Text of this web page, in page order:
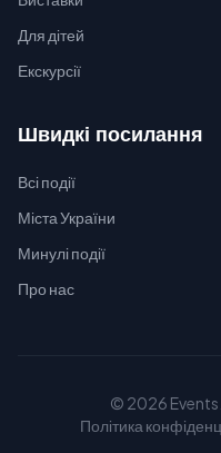
Для дітей
Екскурсії
Швидкі посилання
Всі події
Міста України
Минулі події
Про нас
© 2026
Політика